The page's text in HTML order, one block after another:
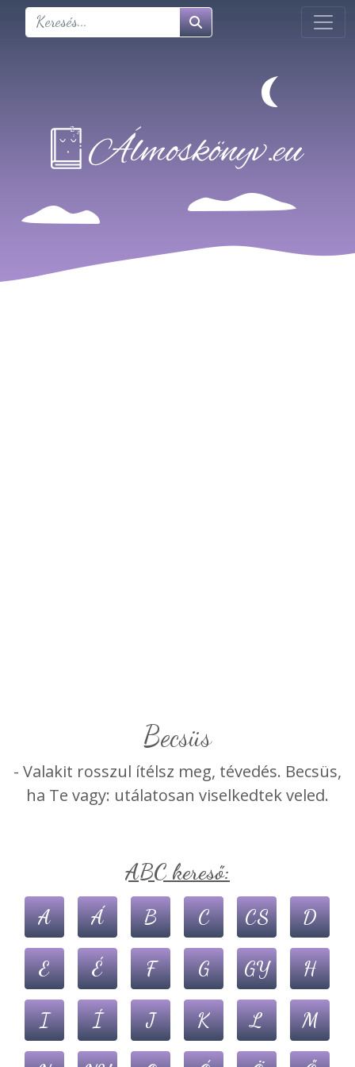
becsüs
- Valakit rosszul ítélsz meg, tévedés. Becsüs,
ha Te vagy: utálatosan viselkedtek veled.
ABC kereső:
A Á B C CS D
E É F G GY H
I Í J K L M